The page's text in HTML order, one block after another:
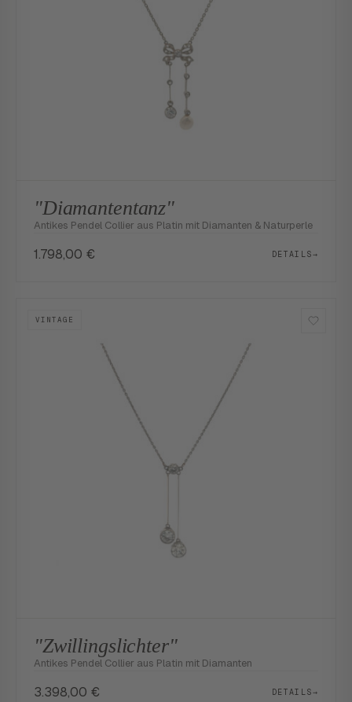
"Diamantentanz"
Antikes Pendel Collier aus Platin mit Diamanten & Naturperle
1.798,00 € DETAILS→
VINTAGE
"Zwillingslichter"
Antikes Pendel Collier aus Platin mit Diamanten
3.398,00 € DETAILS→